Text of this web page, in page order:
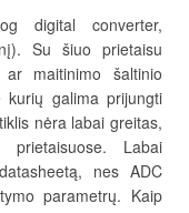
digital converter,
Su šiuo prietaisu
maitinimo šaltinio
galima prijungti
nėra labai greitas,
Labai
nes ADC
parametrų. Kaip